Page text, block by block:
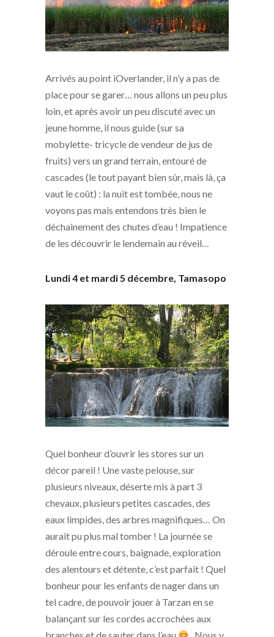
Arrivés au point iOverlander, il n’y a pas de
place pour se garer… nous allons un peu plus
loin, et après avoir un peu discuté avec un
jeune homme, il nous guide (sur sa
mobylette- tricycle de vendeur de jus de
fruits) vers un grand terrain, entouré de
cascades (le tout payant bien sûr, mais là, ça
vaut le coût) : la nuit est tombée, nous ne
voyons pas mais entendons très bien le
déchainement des chutes d’eau ! Impatience
de les découvrir le lendemain au réveil…
Lundi 4 et mardi 5 décembre, Tamasopo
Quel bonheur d’ouvrir les stores sur un
décor pareil ! Une vaste pelouse, sur
plusieurs niveaux, déserte mis à part 3
chevaux, plusieurs petites cascades, des
eaux limpides, des arbres magnifiques… On
aurait pu plus mal tomber ! La journée se
déroule entre cours, baignade, exploration
des alentours et détente, c’est parfait ! Quel
bonheur pour les enfants de nager dans un
tel cadre, de pouvoir jouer à Tarzan en se
balançant sur les cordes accrochées aux